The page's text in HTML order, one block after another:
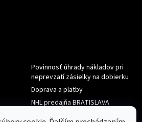
Povinnosť úhrady nákladov pri
neprevzatí zásielky na dobierku
Doprava a platby
NHL predajňa BRATISLAVA
Reklamace/Výměna